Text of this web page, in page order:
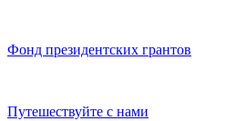
Фонд президентских грантов
Путешествуйте с нами